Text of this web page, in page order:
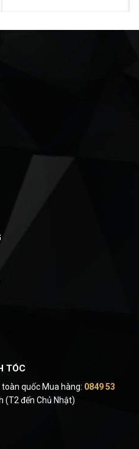
TÓC
quốc Mua hàng: 0849 53
(T2 đến Chủ Nhật)